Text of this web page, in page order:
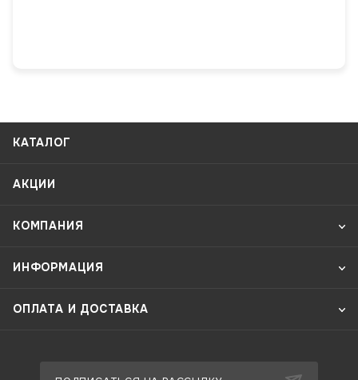
КАТАЛОГ
АКЦИИ
КОМПАНИЯ
ИНФОРМАЦИЯ
ОПЛАТА И ДОСТАВКА